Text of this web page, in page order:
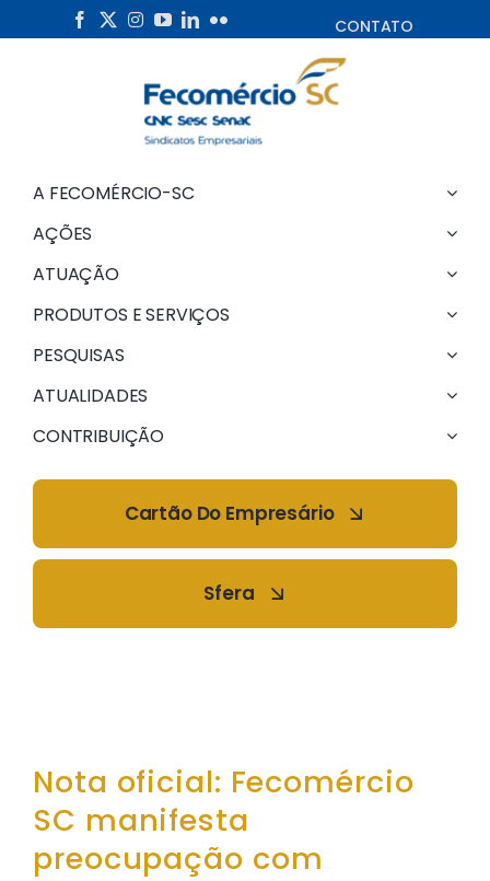
to
CONTATO
A FECOMÉRCIO-SC
AÇÕES
ATUAÇÃO
PRODUTOS E SERVIÇOS
PESQUISAS
ATUALIDADES
CONTRIBUIÇÃO
Cartão Do Empresário
Sfera
Nota oficial: Fecomércio
SC manifesta
preocupação com